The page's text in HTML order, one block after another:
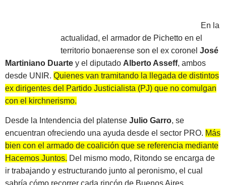
En la
actualidad, el armador de Pichetto en el
territorio bonaerense son el ex coronel José
Martiniano Duarte y el diputado Alberto Asseff, ambos
desde UNIR. Quienes van tramitando la llegada de distintos
ex dirigentes del Partido Justicialista (PJ) que no comulgan
con el kirchnerismo.
Desde la Intendencia del platense Julio Garro, se
encuentran ofreciendo una ayuda desde el sector PRO. Más
bien con el armado de coalición que se referencia mediante
Hacemos Juntos. Del mismo modo, Ritondo se encarga de
ir trabajando y estructurando junto al peronismo, el cual
sabría cómo recorrer cada rincón de Buenos Aires.